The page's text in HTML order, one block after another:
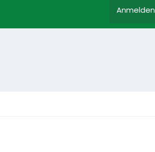
Anmelden